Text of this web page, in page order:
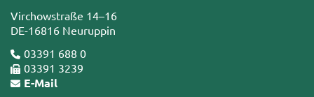
Virchowstraße 14–16
DE-16816 Neuruppin
03391 688 0
03391 3239
E-Mail